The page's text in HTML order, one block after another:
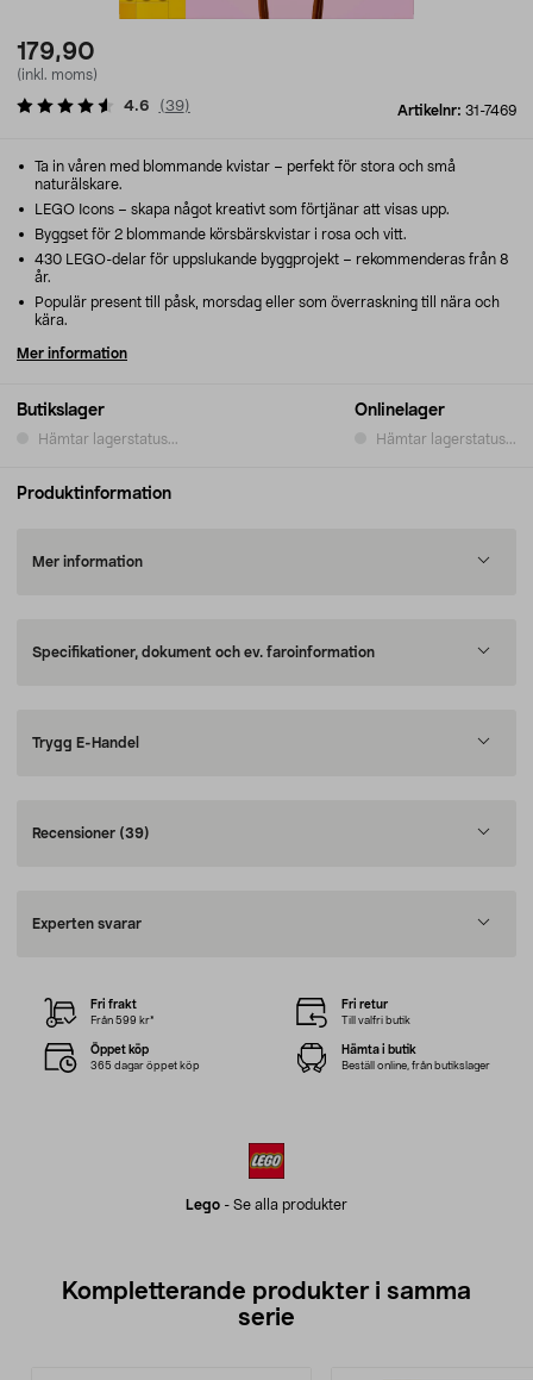
179,90
(inkl. moms)
Artikelnr: 31-7469
4.6 (39)
Butikslager
Hämtar lagerstatus...
Onlinelager
Hämtar lagerstatus...
Ta in våren med blommande kvistar – perfekt för stora och små
naturälskare.
LEGO Icons – skapa något kreativt som förtjänar att visas upp.
Byggset för 2 blommande körsbärskvistar i rosa och vitt.
430 LEGO-delar för uppslukande byggprojekt – rekommenderas från 8
år.
Populär present till påsk, morsdag eller som överraskning till nära och
kära.
Mer information
Produktinformation
Mer information
Specifikationer, dokument och ev. faroinformation
Trygg E-Handel
Recensioner (39)
Experten svarar
Lego - Se alla produkter
Fri frakt
Från 599 kr*
Fri retur
Till valfri butik
Öppet köp
365 dagar öppet köp
Hämta i butik
Beställ online, från butikslager
Kompletterande produkter i samma
serie